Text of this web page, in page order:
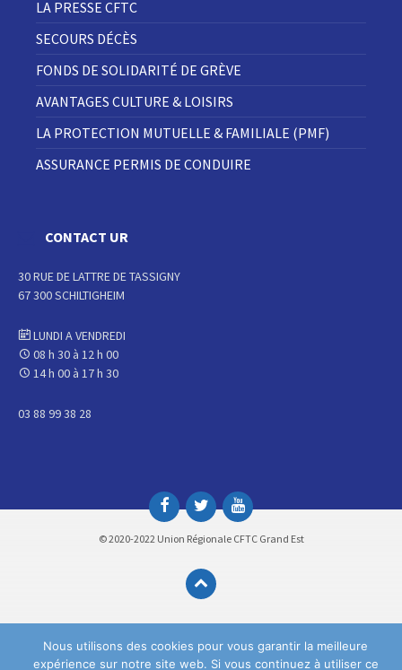
LA PRESSE CFTC
SECOURS DÉCÈS
FONDS DE SOLIDARITÉ DE GRÈVE
AVANTAGES CULTURE & LOISIRS
LA PROTECTION MUTUELLE & FAMILIALE (PMF)
ASSURANCE PERMIS DE CONDUIRE
CONTACT UR
30 RUE DE LATTRE DE TASSIGNY
67 300 SCHILTIGHEIM
LUNDI A VENDREDI
08 h 30 à 12 h 00
14 h 00 à 17 h 30
03 88 99 38 28
© 2020-2022 Union Régionale CFTC Grand Est
Nous utilisons des cookies pour vous garantir la meilleure
expérience sur notre site web. Si vous continuez à utiliser ce